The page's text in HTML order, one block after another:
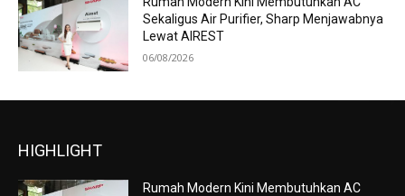
Sekaligus Air Purifier, Sharp Menjawabnya
Lewat AIREST
06/08/2026
HIGHLIGHT
Rumah Modern Kini Membutuhkan AC